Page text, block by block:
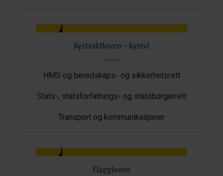
Kystvaktloven – kystvl
HMS og beredskaps- og sikkerhetsrett
Stats-, statsforfatnings- og statsborgerrett
Transport og kommunikasjoner
Flaggloven